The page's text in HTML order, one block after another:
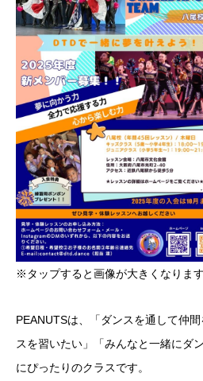
※タップすると画像が大きくなります
PEANUTSは、「ダンスを通して仲
スを習いたい」「みんなと一緒にダ
にぴったりのクラスです。